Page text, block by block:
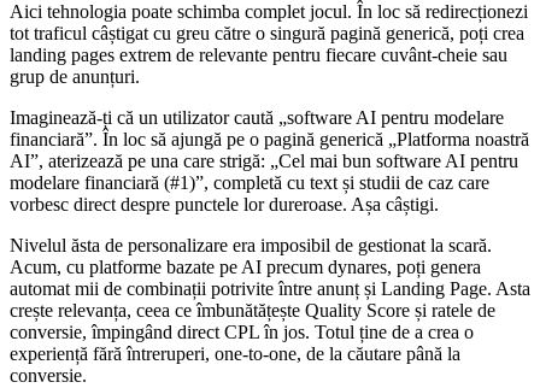
Aici tehnologia poate schimba complet jocul. În loc să redirecționezi
tot traficul câștigat cu greu către o singură pagină generică, poți crea
landing pages extrem de relevante pentru fiecare cuvânt-cheie sau
grup de anunțuri.
Imaginează-ți că un utilizator caută „software AI pentru modelare
financiară”. În loc să ajungă pe o pagină generică „Platforma noastră
AI”, aterizează pe una care strigă: „Cel mai bun software AI pentru
modelare financiară (#1)”, completă cu text și studii de caz care
vorbesc direct despre punctele lor dureroase. Așa câștigi.
Nivelul ăsta de personalizare era imposibil de gestionat la scară.
Acum, cu platforme bazate pe AI precum dynares, poți genera
automat mii de combinații potrivite între anunț și Landing Page. Asta
crește relevanța, ceea ce îmbunătățește Quality Score și ratele de
conversie, împingând direct CPL în jos. Totul ține de a crea o
experiență fără întreruperi, one-to-one, de la căutare până la
conversie.